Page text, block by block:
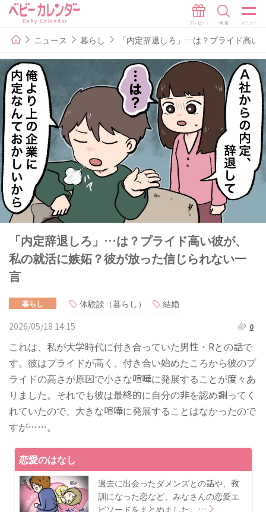
ニュース 暮らし 「内定辞退しろ」…は？プライド高い
「内定辞退しろ」…は？プライド高い彼が、
私の就活に嫉妬？彼が放った信じられない一
言
暮らし 体験談（暮らし）
結婚
2026/05/18 14:15
0
これは、私が大学時代に付き合っていた男性・Rとの話で
す。彼はプライドが高く、付き合い始めたころから彼のプ
ライドの高さが原因で小さな喧嘩に発展することが度々あ
りました。それでも彼は最終的に自分の非を認め謝ってく
れていたので、大きな喧嘩に発展することはなかったので
すが……。
恋愛のはなし
過去に出会ったダメンズとの話や、教
訓になった恋など、みなさんの恋愛エ
ピソードをまとめました。…